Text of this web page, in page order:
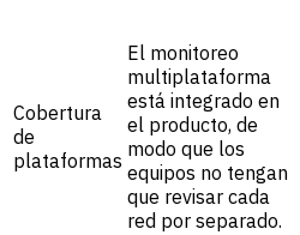
Cobertura
de
plataformas
El monitoreo
multiplataforma
está integrado en
el producto, de
modo que los
equipos no tengan
que revisar cada
red por separado.